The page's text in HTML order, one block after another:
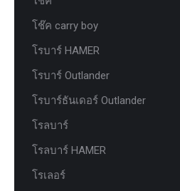
โช๊ค carry boy
โรบาร์ HAMER
โรบาร์ Outlander
โรบาร์ธันเดอร์ Outlander
โรลบาร์
โรลบาร์ HAMER
โรเลอร์